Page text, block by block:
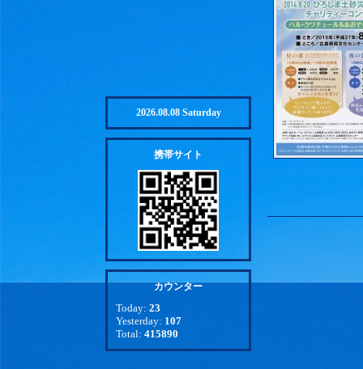
2026.08.08 Saturday
携帯サイト
カウンター
Today: 23
Yesterday: 107
Total: 415890